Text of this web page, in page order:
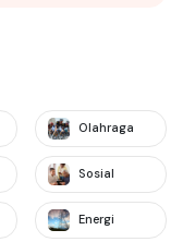
Olahraga
Sosial
Energi